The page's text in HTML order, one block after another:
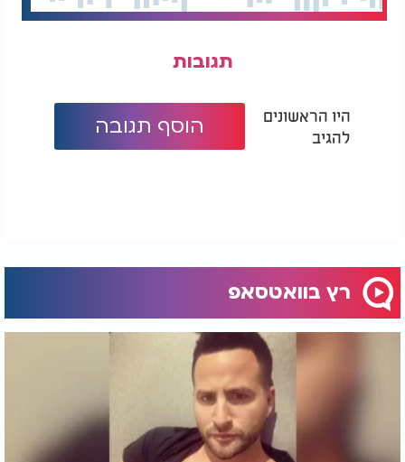
תגובות
היו הראשונים
להגיב
הוסף תגובה
רץ בוואטסאפ